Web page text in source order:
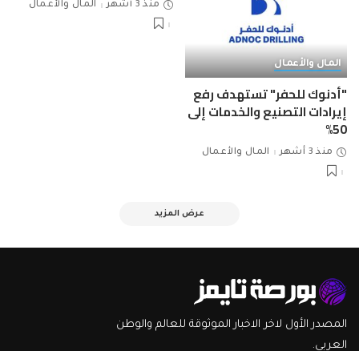
المال والأعمال
"أدنوك للحفر" تستهدف رفع
إيرادات التصنيع والخدمات إلى
50%
منذ 3 أشهر المال والأعمال
منذ 3 أشهر المال والأعمال
عرض المزيد
المصدر الأول لاخر الاخبار الموثوقة للعالم والوطن
العربي.